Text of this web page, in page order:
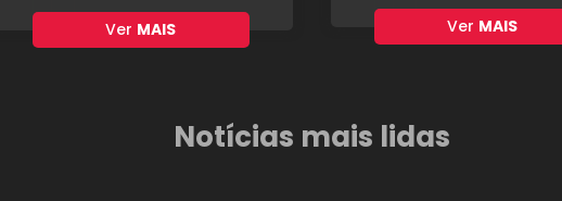
Ver MAIS Ver MAIS
Notícias mais lidas